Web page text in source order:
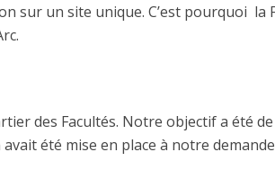
sur un site unique. C’est pourquoi la
des Facultés. Notre objectif a été
été mise en place à notre